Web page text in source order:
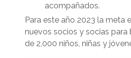
acompañados.
Para este año 2023 la meta
nuevos socios y socias para
de 2,000 niños, niñas y